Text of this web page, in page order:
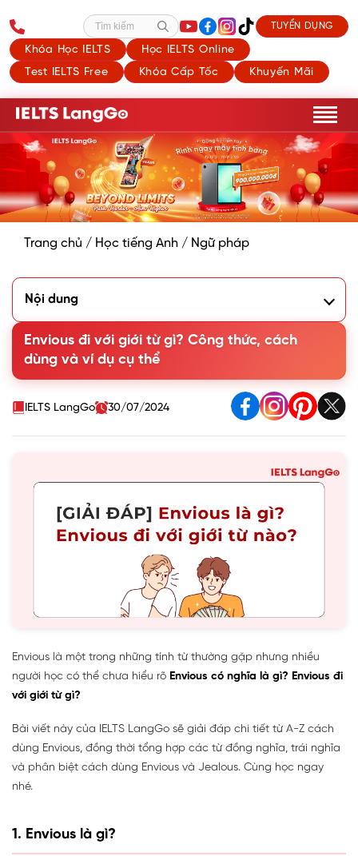
Khóa Học IELTS
Học IELTS Online
Test IELTS Free
Khóa Cấp Tốc Khuyến Mãi
Tìm kiếm TUYỂN DỤNG
Trang chủ / Học tiếng Anh / Ngữ pháp
Nội dung
2. Envious đi với giới từ gì?
3. Từ đồng nghĩa - Trái nghĩa của Envious
4. Envious và Jealous khác nhau như thế nào?
5. Bài tập thực hành cách dùng Envious
Envious đi với giới từ gì? Công thức, cách
dùng và ví dụ cụ thể
IELTS LangGo 30/07/2024
Envious là một trong những tính từ thường gặp nhưng nhiều
người học có thể chưa hiểu rõ Envious có nghĩa là gì? Envious đi
với giới từ gì?
Bài viết này của IELTS LangGo sẽ giải đáp chi tiết từ A-Z cách
dùng Envious, đồng thời tổng hợp các từ đồng nghĩa, trái nghĩa
và phân biệt cách dùng Envious và Jealous. Cùng học ngay
nhé.
1. Envious là gì?